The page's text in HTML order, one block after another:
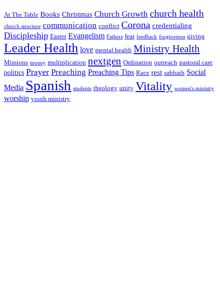
At The Table Books Christmas Church Growth church health
church structure communication conflict Corona credentialing
Discipleship Easter Evangelism Fathers fear feedback forgiveness giving
Leader Health love mental health Ministry Health
Missions money multiplication nextgen Ordination outreach pastoral care
politics Prayer Preaching Preaching Tips Race rest sabbath Social
Media Spanish students theology unity Vitality women's ministry
worship youth ministry